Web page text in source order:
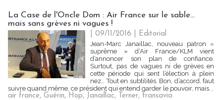
La Case de l'Oncle Dom : Air France sur le sable...
mais sans grèves ni vagues !
| 09/11/2016
Editorial
Jean-Marc Janaillac, nouveau patron «
suprême » d’Air France/KLM vient
d’annoncer son plan de confiance.
Surtout, pas de vagues ni de grèves en
cette période qui sent l’élection à plein
nez… Tout en subtilités. Bon, d’accord, faut
suivre quand même, ce président qui entend garder le pouvoir, mais...
air france, Guérin, Hop, Janaillac, Terner, transavia